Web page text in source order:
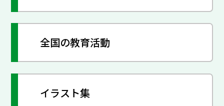
全国の教育活動
イラスト集